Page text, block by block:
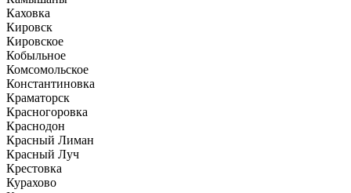
Каховка
Кировск
Кировское
Кобыльное
Комсомольское
Константиновка
Краматорск
Красногоровка
Краснодон
Красный Лиман
Красный Луч
Крестовка
Курахово